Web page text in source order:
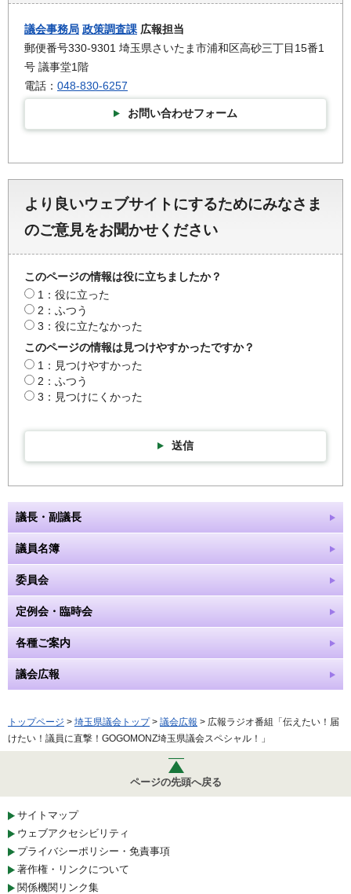
議会事務局 政策調査課 広報担当
郵便番号330-9301 埼玉県さいたま市浦和区高砂三丁目15番1
号 議事堂1階
電話： 048-830-6257
お問い合わせフォーム
より良いウェブサイトにするためにみなさま
のご意見をお聞かせください
このページの情報は役に立ちましたか？
1：役に立った
2：ふつう
3：役に立たなかった
このページの情報は見つけやすかったですか？
1：見つけやすかった
2：ふつう
3：見つけにくかった
送信
議長・副議長
議員名簿
委員会
定例会・臨時会
各種ご案内
議会広報
トップページ > 埼玉県議会トップ> 議会広報 > 広報ラジオ番組「伝えたい！届
けたい！議員に直撃！GOGOMONZ埼玉県議会スペシャル！」
ページの先頭へ戻る
サイトマップ
ウェブアクセシビリティ
プライバシーポリシー・免責事項
著作権・リンクについて
関係機関リンク集